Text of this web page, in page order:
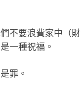
不要浪費家中（
一種祝福。
罪。